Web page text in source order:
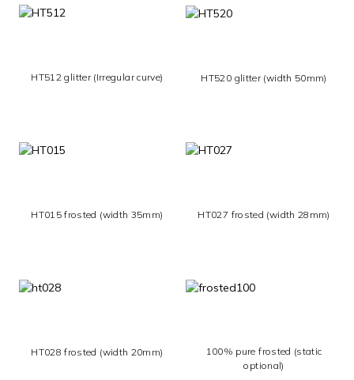
HT512 glitter (Irregular curve) HT520 glitter (width 50mm)
HT015 frosted (width 35mm) HT027 frosted (width 28mm)
HT028 frosted (width 20mm)
100% pure frosted (static
optional)